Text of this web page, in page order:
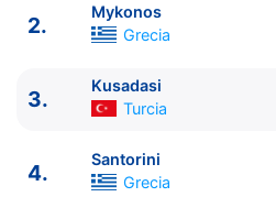
2.
Mykonos
Grecia
3.
Kusadasi
Turcia
4.
Santorini
Grecia